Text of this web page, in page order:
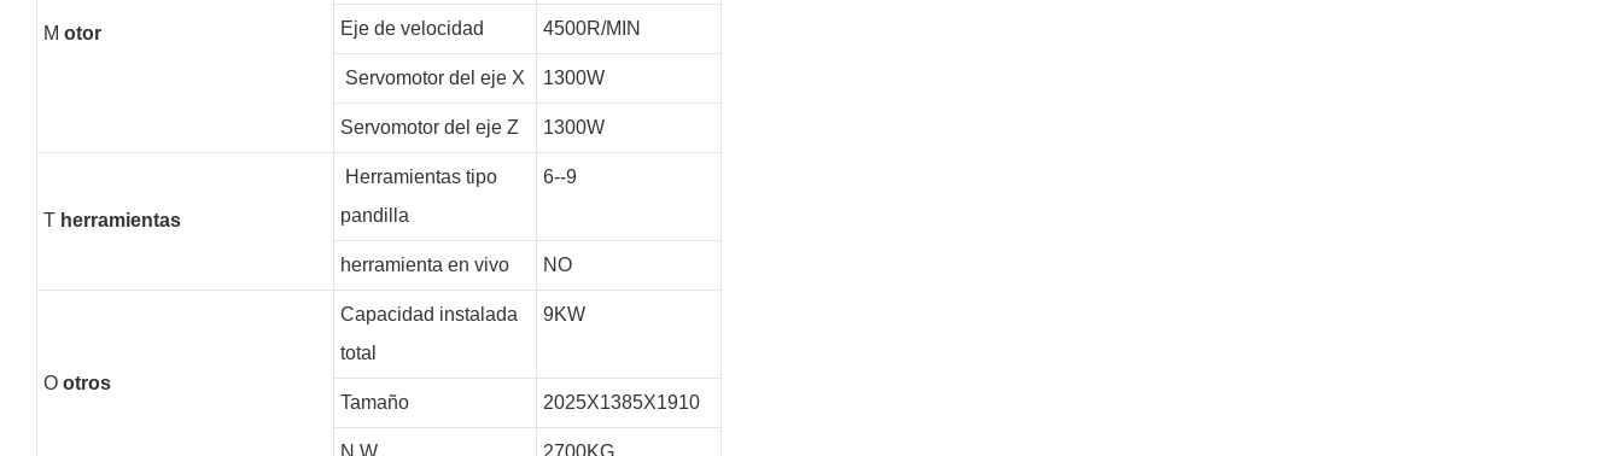
M otor Eje de velocidad 4500R/MIN
Servomotor del eje X 1300W
Servomotor del eje Z 1300W
Therramientas
Herramientas tipo
pandilla
6--9
herramienta en vivo NO
Ootros
Capacidad instalada
total
9KW
Tamaño 2025X1385X1910
N.W. 2700KG